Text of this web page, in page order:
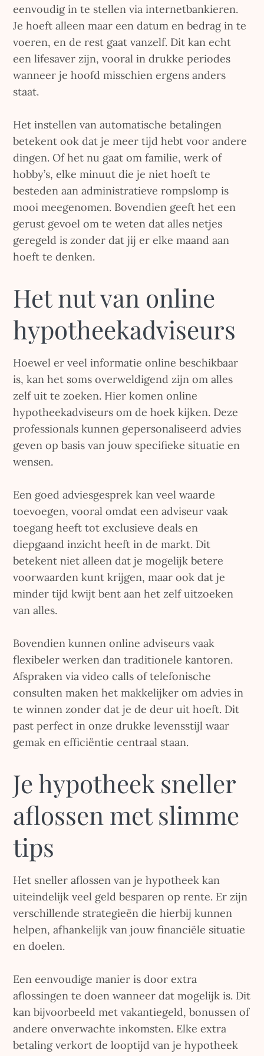
eenvoudig in te stellen via internetbankieren.
Je hoeft alleen maar een datum en bedrag in te
voeren, en de rest gaat vanzelf. Dit kan echt
een lifesaver zijn, vooral in drukke periodes
wanneer je hoofd misschien ergens anders
staat.
Het instellen van automatische betalingen
betekent ook dat je meer tijd hebt voor andere
dingen. Of het nu gaat om familie, werk of
hobby’s, elke minuut die je niet hoeft te
besteden aan administratieve rompslomp is
mooi meegenomen. Bovendien geeft het een
gerust gevoel om te weten dat alles netjes
geregeld is zonder dat jij er elke maand aan
hoeft te denken.
Het nut van online
hypotheekadviseurs
Hoewel er veel informatie online beschikbaar
is, kan het soms overweldigend zijn om alles
zelf uit te zoeken. Hier komen online
hypotheekadviseurs om de hoek kijken. Deze
professionals kunnen gepersonaliseerd advies
geven op basis van jouw specifieke situatie en
wensen.
Een goed adviesgesprek kan veel waarde
toevoegen, vooral omdat een adviseur vaak
toegang heeft tot exclusieve deals en
diepgaand inzicht heeft in de markt. Dit
betekent niet alleen dat je mogelijk betere
voorwaarden kunt krijgen, maar ook dat je
minder tijd kwijt bent aan het zelf uitzoeken
van alles.
Bovendien kunnen online adviseurs vaak
flexibeler werken dan traditionele kantoren.
Afspraken via video calls of telefonische
consulten maken het makkelijker om advies in
te winnen zonder dat je de deur uit hoeft. Dit
past perfect in onze drukke levensstijl waar
gemak en efficiëntie centraal staan.
Je hypotheek sneller
aflossen met slimme
tips
Het sneller aflossen van je hypotheek kan
uiteindelijk veel geld besparen op rente. Er zijn
verschillende strategieën die hierbij kunnen
helpen, afhankelijk van jouw financiële situatie
en doelen.
Een eenvoudige manier is door extra
aflossingen te doen wanneer dat mogelijk is. Dit
kan bijvoorbeeld met vakantiegeld, bonussen of
andere onverwachte inkomsten. Elke extra
betaling verkort de looptijd van je hypotheek